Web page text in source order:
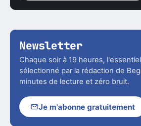
Newsletter
Chaque soir à 19 heures,
sélectionné par la rédaction de
minutes de lecture et zéro bruit.
Je m'abonne gratuitement